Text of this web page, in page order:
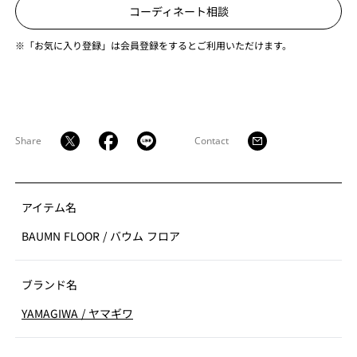
コーディネート相談
※「お気に入り登録」は会員登録をするとご利用いただけます。
Share Contact
アイテム名
BAUMN FLOOR / バウム フロア
ブランド名
YAMAGIWA / ヤマギワ